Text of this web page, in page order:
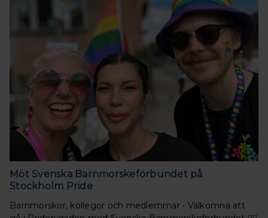
Möt Svenska Barnmorskeförbundet på
Stockholm Pride
Barnmorskor, kollegor och medlemmar • Välkomna att